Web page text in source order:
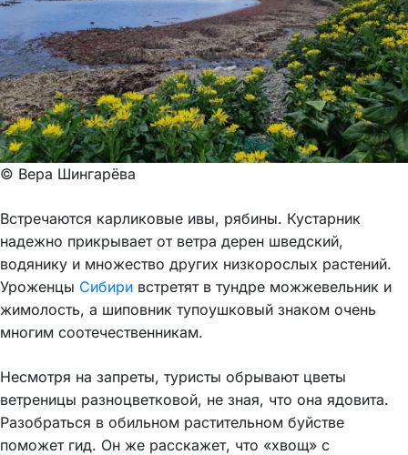
© Вера Шингарёва
Встречаются карликовые ивы, рябины. Кустарник
надежно прикрывает от ветра дерен шведский,
водянику и множество других низкорослых растений.
Уроженцы Сибири встретят в тундре можжевельник и
жимолость, а шиповник тупоушковый знаком очень
многим соотечественникам.
Несмотря на запреты, туристы обрывают цветы
ветреницы разноцветковой, не зная, что она ядовита.
Разобраться в обильном растительном буйстве
поможет гид. Он же расскажет, что «хвощ» с